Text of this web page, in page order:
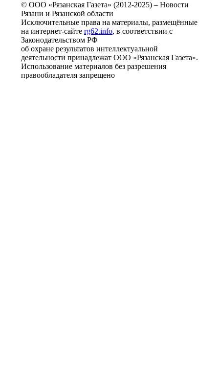
© ООО «Рязанская Газета» (2012-2025) – Новости
Рязани и Рязанской области
Исключительные права на материалы, размещённые
на интернет-сайте rg62.info, в соответствии с
Законодательством РФ
об охране результатов интеллектуальной
деятельности принадлежат ООО «Рязанская Газета».
Использование материалов без разрешения
правообладателя запрещено